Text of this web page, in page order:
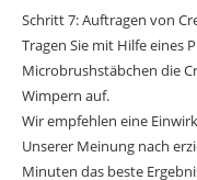
Schritt 7: Auftragen von
Tragen Sie mit Hilfe eines
Microbrushstäbchen die
Wimpern auf.
Wir empfehlen eine
Unserer Meinung nach
Minuten das beste